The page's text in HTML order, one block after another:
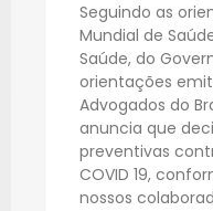
Seguindo as
Mundial de
Saúde, do
orientações
Advogados do
anuncia que
preventivas
COVID 19,
nossos